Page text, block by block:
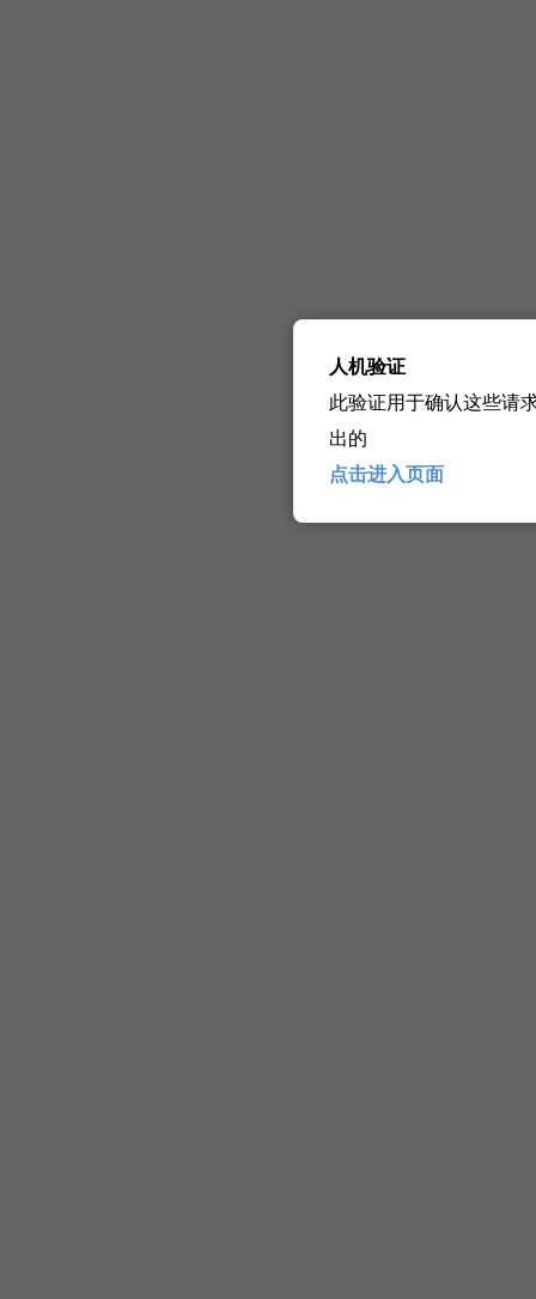
人机验证
此验证用于确认这些请
出的
点击进入页面